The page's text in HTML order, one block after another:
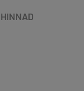
HINNAD